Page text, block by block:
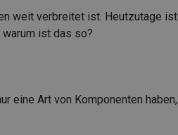
weit verbreitet ist. Heutzutage ist
ist das so?
eine Art von Komponenten haben,